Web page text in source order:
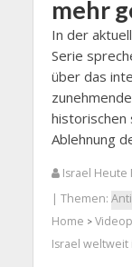
mehr
In der
Serie
über das
historischen
Ablehnung
Israel Heute
| Themen:
Home >
Israel weltweit